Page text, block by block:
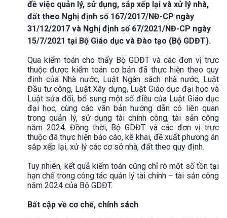
đề việc quản lý, sử dụng, sắp xếp lại và xử lý nhà,
đất theo Nghị định số 167/2017/NĐ-CP ngày
31/12/2017 và Nghị định số 67/2021/NĐ-CP ngày
15/7/2021 tại Bộ Giáo dục và Đào tạo (Bộ GDĐT).
Qua kiểm toán cho thấy Bộ GDĐT và các đơn vị trực
thuộc được kiểm toán cơ bản đã thực hiện theo quy
định của Nhà nước, Luật Ngân sách nhà nước, Luật
Đầu tư công, Luật Xây dựng, Luật Giáo dục đại học và
Luật sửa đổi, bổ sung một số điều của Luật Giáo dục
đại học, cùng các văn bản hướng dẫn có liên quan
trong quản lý, sử dụng tài chính công, tài sản công
năm 2024. Đồng thời, Bộ GDĐT và các đơn vị trực
thuộc đã thực hiện báo cáo, kê khai, đề xuất phương án
sắp xếp lại, xử lý các cơ sở nhà, đất theo quy định.
Tuy nhiên, kết quả kiểm toán cũng chỉ rõ một số tồn tại
hạn chế trong công tác quản lý tài chính – tài sản công
năm 2024 của Bộ GDĐT.
Bất cập về cơ chế, chính sách